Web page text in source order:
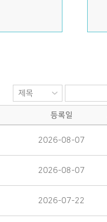
등록일
2026-08-07
2026-08-07
2026-07-22